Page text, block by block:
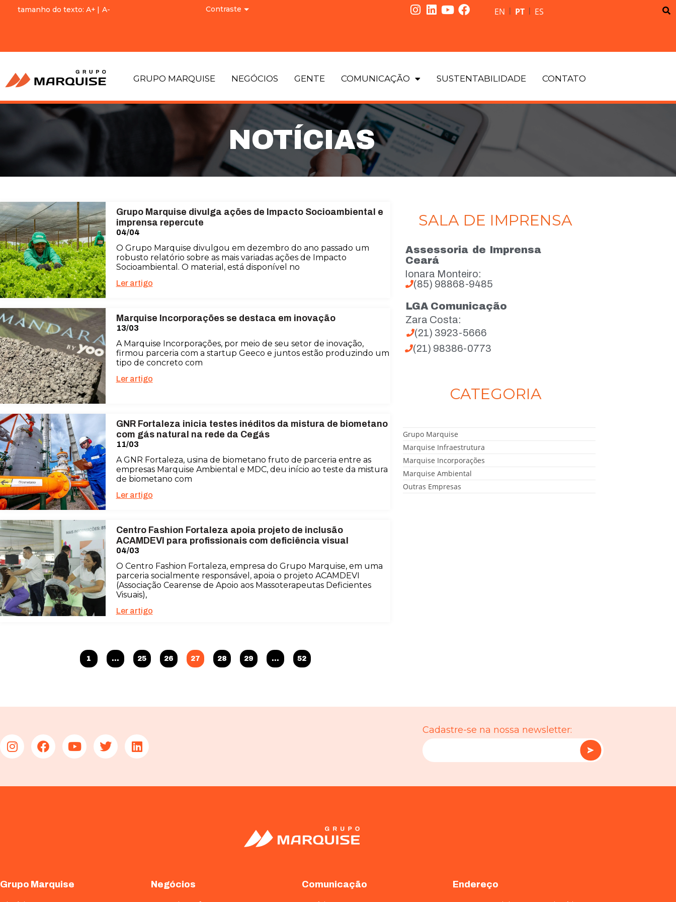
tamanho do texto: A+ | A- Contraste EN | PT | ES
GRUPO MARQUISE NEGÓCIOS GENTE COMUNICAÇÃO SUSTENTABILIDADE CONTATO
NOTÍCIAS
Grupo Marquise divulga ações de Impacto Socioambiental e
imprensa repercute
04/04
O Grupo Marquise divulgou em dezembro do ano passado um
robusto relatório sobre as mais variadas ações de Impacto
Socioambiental. O material, está disponível no
Ler artigo
Marquise Incorporações se destaca em inovação
13/03
A Marquise Incorporações, por meio de seu setor de inovação,
firmou parceria com a startup Geeco e juntos estão produzindo um
tipo de concreto com
Ler artigo
GNR Fortaleza inicia testes inéditos da mistura de biometano
com gás natural na rede da Cegás
11/03
A GNR Fortaleza, usina de biometano fruto de parceria entre as
empresas Marquise Ambiental e MDC, deu início ao teste da mistura
de biometano com
Ler artigo
Centro Fashion Fortaleza apoia projeto de inclusão
ACAMDEVI para profissionais com deficiência visual
04/03
O Centro Fashion Fortaleza, empresa do Grupo Marquise, em uma
parceria socialmente responsável, apoia o projeto ACAMDEVI
(Associação Cearense de Apoio aos Massoterapeutas Deficientes
Visuais),
Ler artigo
1 … 25 26 27 28 29 … 52
SALA DE IMPRENSA
Assessoria de Imprensa
Ceará
Ionara Monteiro:
(85) 98868-9485
LGA Comunicação
Zara Costa:
(21) 3923-5666
(21) 98386-0773
CATEGORIA
Grupo Marquise
Marquise Infraestrutura
Marquise Incorporações
Marquise Ambiental
Outras Empresas
Cadastre-se na nossa newsletter:
Grupo Marquise Negócios Comunicação Endereço